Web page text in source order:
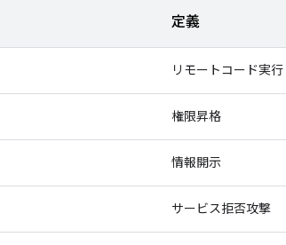
定義
リモートコード実行
権限昇格
情報開示
サービス拒否攻撃